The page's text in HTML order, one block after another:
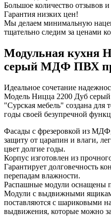
Большое количество отзывов
Гарантия низких цен!
Мы делаем минимальную
тщательно следим за ценами
Модульная кухня
серый МДФ ПВХ
Идеальное сочетание
Модель Ницца 2200 Дуб
"Сурская мебель" создана для
годы своей безупречной
Фасады с фрезеровкой из
защиту от царапин и влаги,
цвет долгие годы.
Корпус изготовлен из
Гарантирует долговечность
перепадам влажности.
Распашные модули оснащены
Модули с выдвижными
поставляются с шариковыми
выдвижения, которые можно